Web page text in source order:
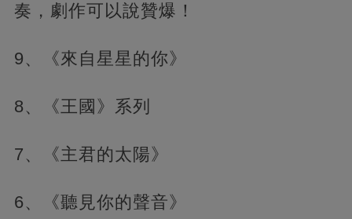
奏，劇作可以說贊爆！
9、《來自星星的你》
8、《王國》系列
7、《主君的太陽》
6、《聽見你的聲音》